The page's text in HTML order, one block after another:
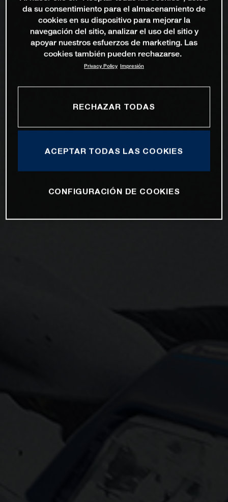
da su consentimiento para el almacenamiento de
cookies en su dispositivo para mejorar la
navegación del sitio, analizar el uso del sitio y
apoyar nuestros esfuerzos de marketing. Las
cookies también pueden rechazarse.
Privacy Policy Impresión
RECHAZAR TODAS
ACEPTAR TODAS LAS COOKIES
CONFIGURACIÓN DE COOKIES